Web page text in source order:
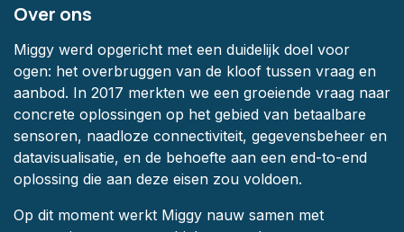
Over ons
Miggy werd opgericht met een duidelijk doel voor
ogen: het overbruggen van de kloof tussen vraag en
aanbod. In 2017 merkten we een groeiende vraag naar
concrete oplossingen op het gebied van betaalbare
sensoren, naadloze connectiviteit, gegevensbeheer en
datavisualisatie, en de behoefte aan een end-to-end
oplossing die aan deze eisen zou voldoen.
Op dit moment werkt Miggy nauw samen met